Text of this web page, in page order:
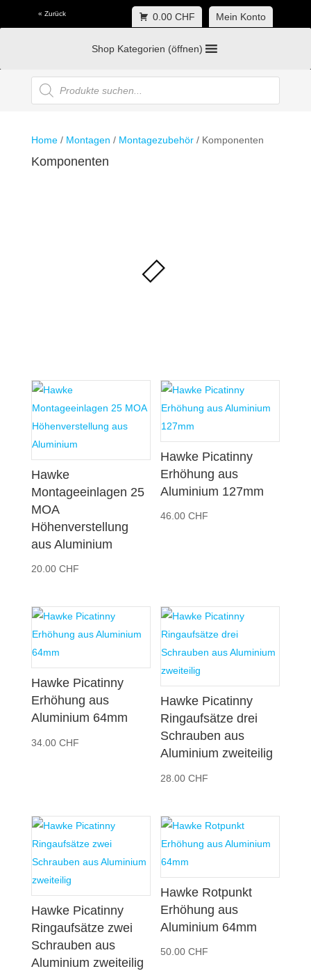
« Zurück 0.00 CHF Mein Konto
Shop Kategorien (öffnen)
Products
search
Home/ Montagen / Montagezubehör/ Komponenten
Komponenten
Hawke
Montageeinlagen 25
MOA
Höhenverstellung
aus Aluminium
20.00 CHF
Hawke Picatinny
Erhöhung aus
Aluminium 127mm
46.00CHF
Hawke Picatinny
Erhöhung aus
Aluminium 64mm
34.00 CHF
Hawke Picatinny
Ringaufsätze drei
Schrauben aus
Aluminium zweiteilig
28.00CHF
Hawke Picatinny
Ringaufsätze zwei
Schrauben aus
Aluminium zweiteilig
Hawke Rotpunkt
Erhöhung aus
Aluminium 64mm
50.00CHF